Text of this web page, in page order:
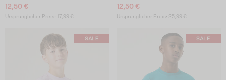
12,50 €
Ursprünglicher Preis: 17,99 €
12,50 €
Ursprünglicher Preis: 25,99 €